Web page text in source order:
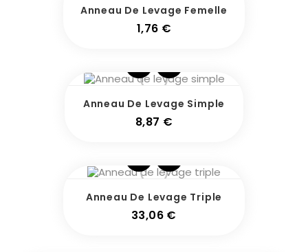
Anneau De Levage Femelle
1,76 €
Anneau De Levage Simple
8,87 €
Anneau De Levage Triple
33,06 €